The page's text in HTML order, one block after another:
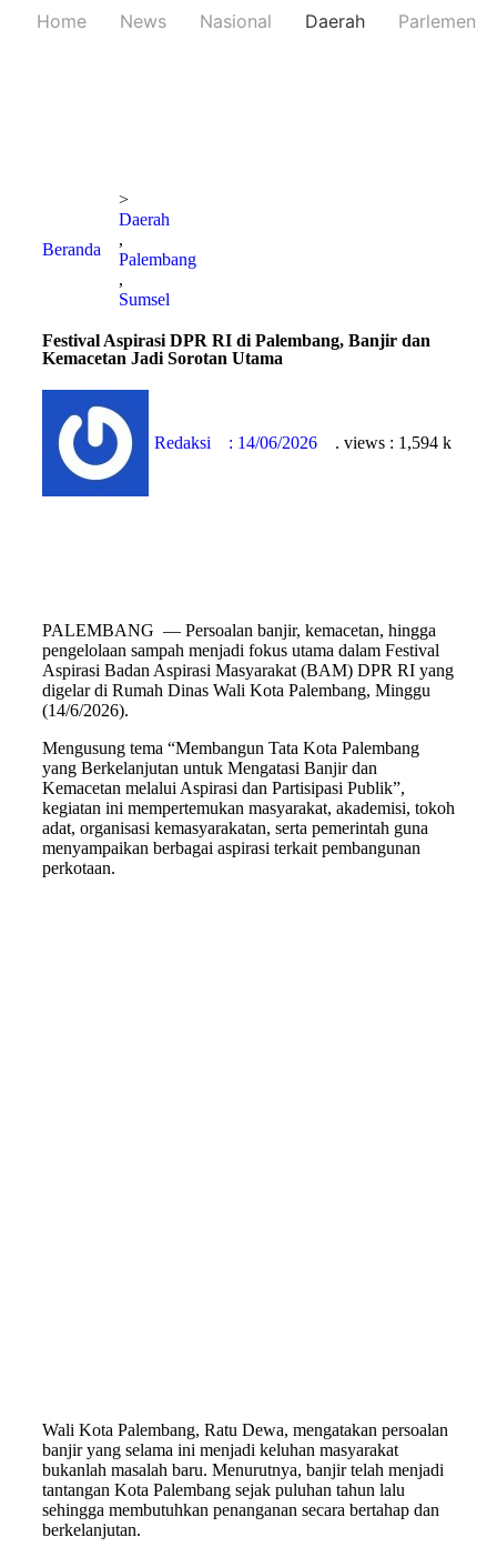
Home News Nasional Daerah Parlemen
Beranda
>
Daerah
,
Palembang
,
Sumsel
Festival Aspirasi DPR RI di Palembang, Banjir dan
Kemacetan Jadi Sorotan Utama
Redaksi : 14/06/2026 . views : 1,594 k
PALEMBANG — Persoalan banjir, kemacetan, hingga
pengelolaan sampah menjadi fokus utama dalam Festival
Aspirasi Badan Aspirasi Masyarakat (BAM) DPR RI yang
digelar di Rumah Dinas Wali Kota Palembang, Minggu
(14/6/2026).
Mengusung tema “Membangun Tata Kota Palembang
yang Berkelanjutan untuk Mengatasi Banjir dan
Kemacetan melalui Aspirasi dan Partisipasi Publik”,
kegiatan ini mempertemukan masyarakat, akademisi, tokoh
adat, organisasi kemasyarakatan, serta pemerintah guna
menyampaikan berbagai aspirasi terkait pembangunan
perkotaan.
Wali Kota Palembang, Ratu Dewa, mengatakan persoalan
banjir yang selama ini menjadi keluhan masyarakat
bukanlah masalah baru. Menurutnya, banjir telah menjadi
tantangan Kota Palembang sejak puluhan tahun lalu
sehingga membutuhkan penanganan secara bertahap dan
berkelanjutan.